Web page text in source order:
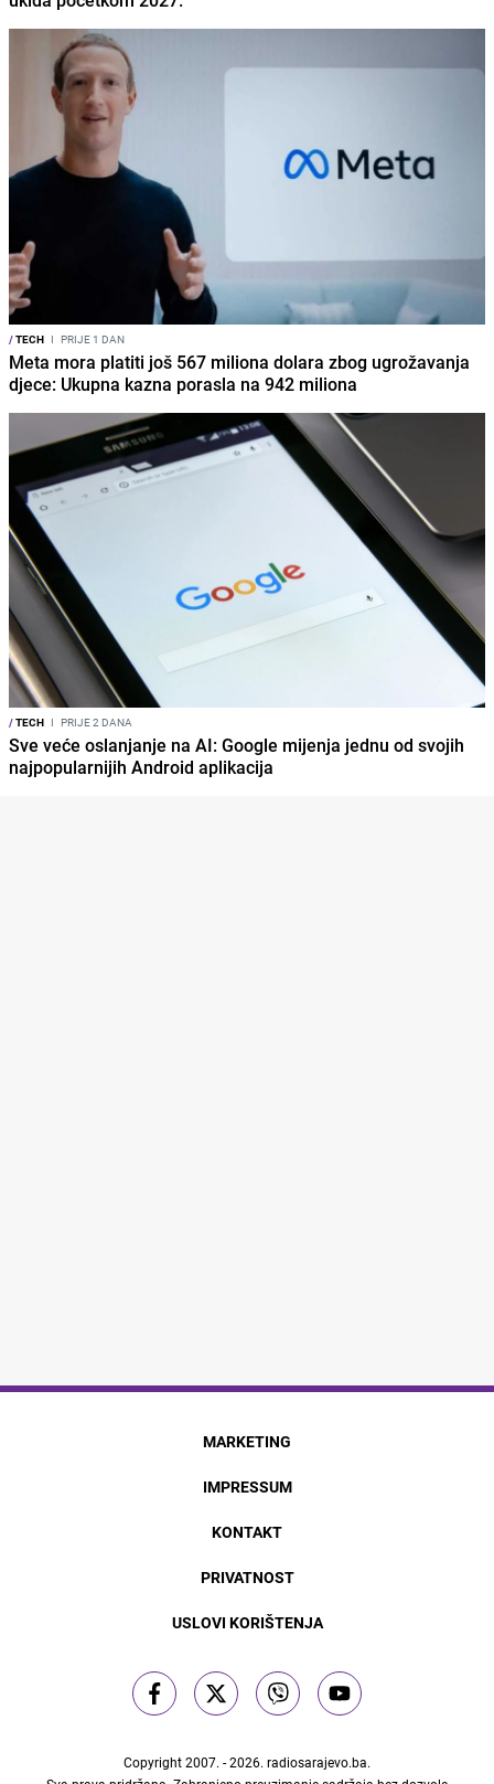
/TECH I PRIJE 1 DAN
Meta mora platiti još 567 miliona dolara zbog ugrožavanja
djece: Ukupna kazna porasla na 942 miliona
/TECH I PRIJE 2 DANA
Sve veće oslanjanje na AI: Google mijenja jednu od svojih
najpopularnijih Android aplikacija
MARKETING
IMPRESSUM
KONTAKT
PRIVATNOST
USLOVI KORIŠTENJA
Copyright 2007. - 2026. radiosarajevo.ba.